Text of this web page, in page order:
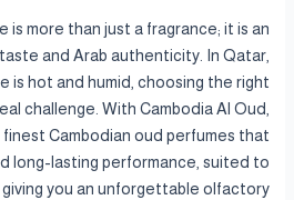
is more than just a fragrance; it is an
and Arab authenticity. In Qatar,
is hot and humid, choosing the right
challenge. With Cambodia Al Oud,
Cambodian oud perfumes that
long-lasting performance, suited to
giving you an unforgettable olfactory